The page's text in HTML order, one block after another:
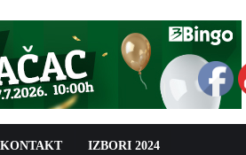
IZBORI 2024